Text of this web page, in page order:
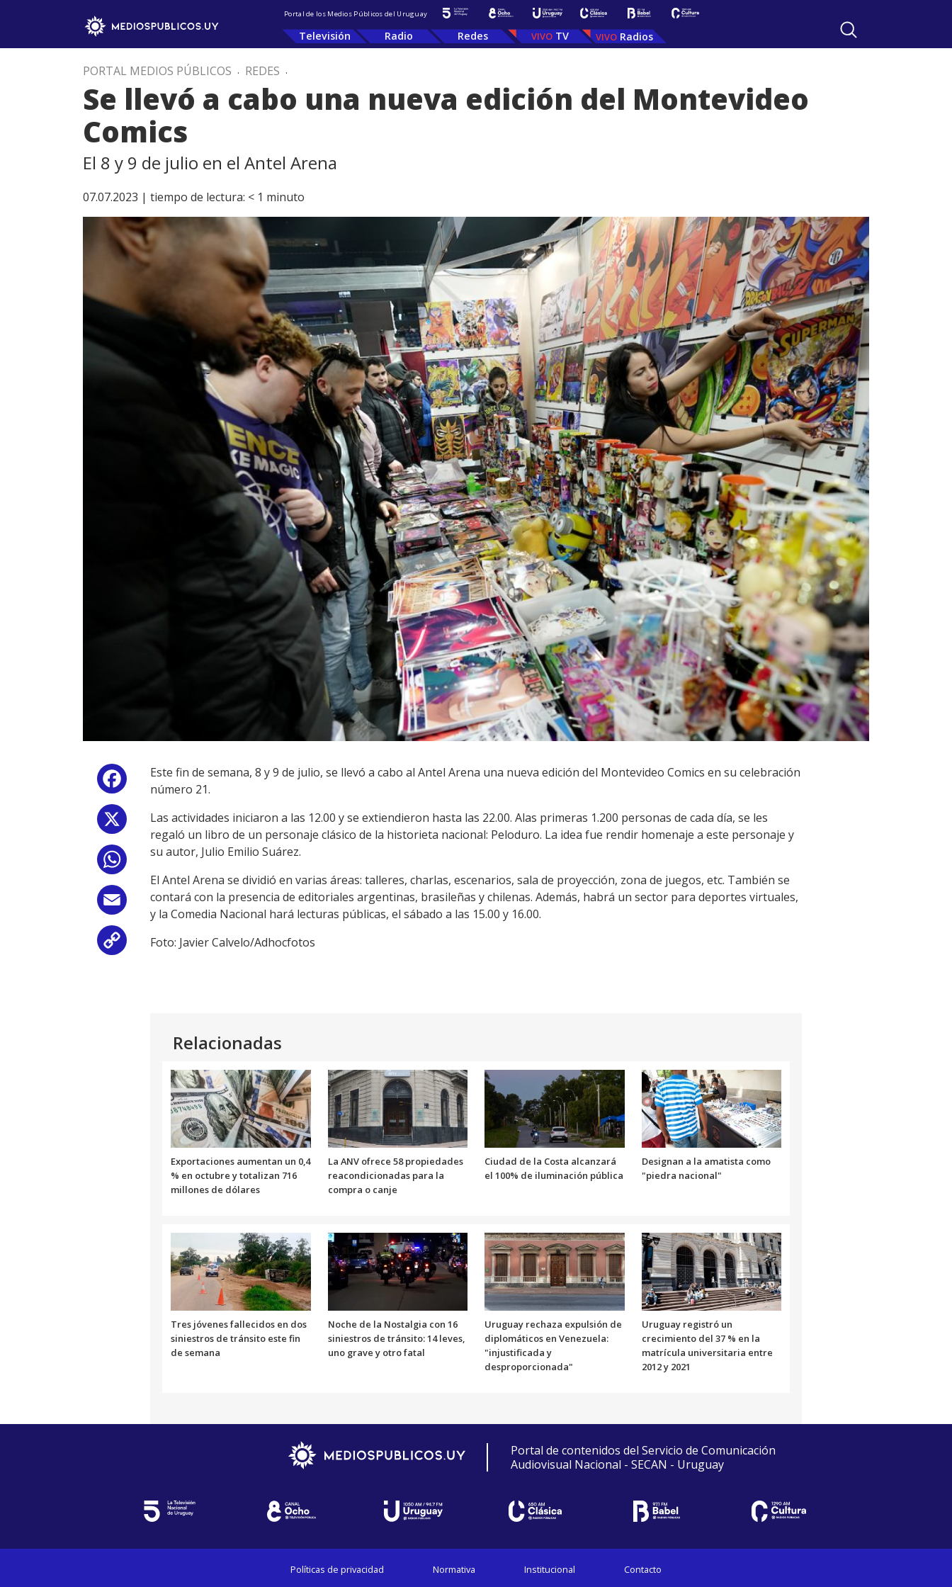
Portal de los Medios Públicos del Uruguay
Televisión Radio Redes TV Radios
PORTAL MEDIOS PÚBLICOS . REDES .
Se llevó a cabo una nueva edición del Montevideo
Comics
El 8 y 9 de julio en el Antel Arena
07.07.2023 | tiempo de lectura: < 1 minuto
Facebook
Email
Copy
Este fin de semana, 8 y 9 de julio, se llevó a cabo al Antel Arena una nueva edición del Montevideo Comics en su celebración
número 21.
Las actividades iniciaron a las 12.00 y se extiendieron hasta las 22.00. Alas primeras 1.200 personas de cada día, se les
regaló un libro de un personaje clásico de la historieta nacional: Peloduro. La idea fue rendir homenaje a este personaje y
su autor, Julio Emilio Suárez.
El Antel Arena se dividió en varias áreas: talleres, charlas, escenarios, sala de proyección, zona de juegos, etc. También se
contará con la presencia de editoriales argentinas, brasileñas y chilenas. Además, habrá un sector para deportes virtuales,
y la Comedia Nacional hará lecturas públicas, el sábado a las 15.00 y 16.00.
Foto: Javier Calvelo/Adhocfotos
Relacionadas
Exportaciones aumentan un 0,4
% en octubre y totalizan 716
millones de dólares
La ANV ofrece 58 propiedades
reacondicionadas para la
compra o canje
Ciudad de la Costa alcanzará
el 100% de iluminación pública
Designan a la amatista como
"piedra nacional"
Tres jóvenes fallecidos en dos
siniestros de tránsito este fin
de semana
Noche de la Nostalgia con 16
siniestros de tránsito: 14 leves,
uno grave y otro fatal
Uruguay rechaza expulsión de
diplomáticos en Venezuela:
"injustificada y
desproporcionada"
Uruguay registró un
crecimiento del 37 % en la
matrícula universitaria entre
2012 y 2021
Portal de contenidos del Servicio de Comunicación
Audiovisual Nacional - SECAN - Uruguay
Políticas de privacidad Normativa Institucional Contacto